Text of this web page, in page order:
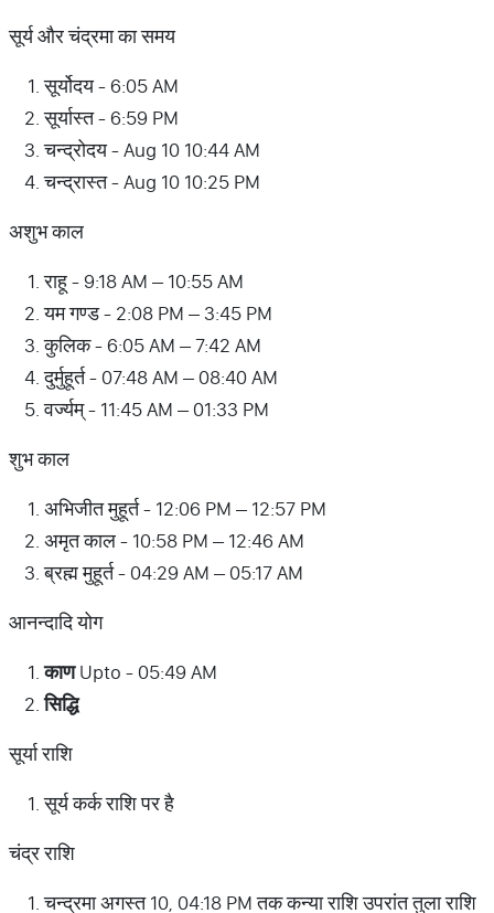
सूर्य और चंद्रमा का समय
सूर्योदय - 6:05 AM
सूर्यास्त - 6:59 PM
चन्द्रोदय - Aug 10 10:44 AM
चन्द्रास्त - Aug 10 10:25 PM
अशुभ काल
राहू - 9:18 AM – 10:55 AM
यम गण्ड - 2:08 PM – 3:45 PM
कुलिक - 6:05 AM – 7:42 AM
दुर्मुहूर्त - 07:48 AM – 08:40 AM
वर्ज्यम् - 11:45 AM – 01:33 PM
शुभ काल
अभिजीत मुहूर्त - 12:06 PM – 12:57 PM
अमृत काल - 10:58 PM – 12:46 AM
ब्रह्म मुहूर्त - 04:29 AM – 05:17 AM
आनन्दादि योग
काणUpto - 05:49 AM
सिद्धि
सूर्या राशि
सूर्य कर्क राशि पर है
चंद्र राशि
चन्द्रमा अगस्त 10, 04:18 PM तक कन्या राशि उपरांत तुला राशि